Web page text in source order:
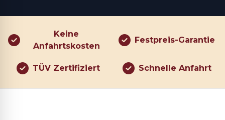
Keine
Anfahrtskosten
Festpreis-Garantie
TÜV Zertifiziert Schnelle Anfahrt